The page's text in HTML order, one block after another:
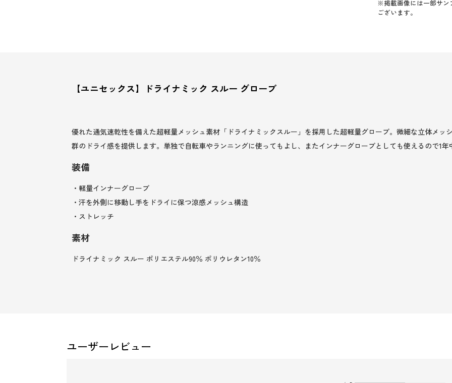
※掲載画像には一部サン
ございます。
【ユニセックス】ドライナミック スルー グローブ
優れた通気速乾性を備えた超軽量メッシュ素材「ドライナミックスルー」を採用した超軽量グローブ。微細な立体メッ
群のドライ感を提供します。単独で自転車やランニングに使ってもよし、またインナーグローブとしても使えるので1年
装備
・軽量インナーグローブ
・汗を外側に移動し手をドライに保つ涼感メッシュ構造
・ストレッチ
素材
ドライナミック スルー ポリエステル90％ ポリウレタン10％
ユーザーレビュー